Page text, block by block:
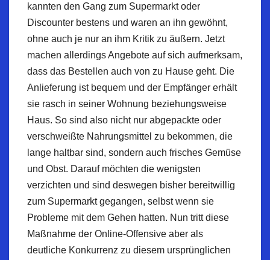
kannten den Gang zum Supermarkt oder
Discounter bestens und waren an ihn gewöhnt,
ohne auch je nur an ihm Kritik zu äußern. Jetzt
machen allerdings Angebote auf sich aufmerksam,
dass das Bestellen auch von zu Hause geht. Die
Anlieferung ist bequem und der Empfänger erhält
sie rasch in seiner Wohnung beziehungsweise
Haus. So sind also nicht nur abgepackte oder
verschweißte Nahrungsmittel zu bekommen, die
lange haltbar sind, sondern auch frisches Gemüse
und Obst. Darauf möchten die wenigsten
verzichten und sind deswegen bisher bereitwillig
zum Supermarkt gegangen, selbst wenn sie
Probleme mit dem Gehen hatten. Nun tritt diese
Maßnahme der Online-Offensive aber als
deutliche Konkurrenz zu diesem ursprünglichen